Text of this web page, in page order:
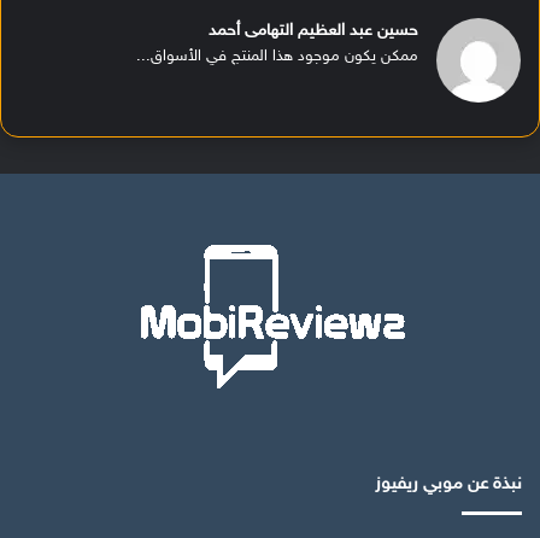
حسين عبد العظيم التهامى أحمد
ممكن يكون موجود هذا المنتج في الأسواق...
نبذة عن موبي ريفيوز